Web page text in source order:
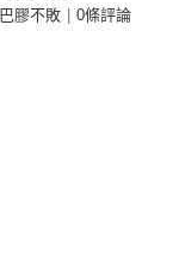
巴膠不敗 0條評論